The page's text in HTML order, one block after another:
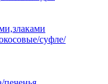
суфле/